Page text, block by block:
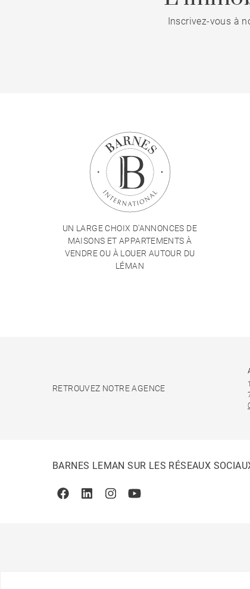
Inscrivez-vous à
UN LARGE CHOIX D'ANNONCES DE
MAISONS ET APPARTEMENTS À
VENDRE OU À LOUER AUTOUR DU
LÉMAN
RETROUVEZ NOTRE AGENCE
BARNES LEMAN SUR LES RÉSEAUX
FacebookLinkedinInstagramYoutube